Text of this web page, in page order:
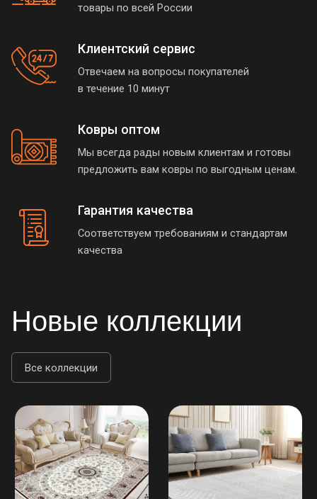
товары по всей России
Клиентский сервис
Отвечаем на вопросы покупателей
в течение 10 минут
Ковры оптом
Мы всегда рады новым клиентам и готовы
предложить вам ковры по выгодным ценам.
Гарантия качества
Соответствуем требованиям и стандартам
качества
Новые коллекции
Все коллекции